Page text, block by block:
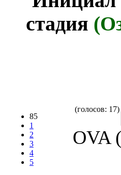
стадия
85
1
2
3
4
5
(голосов: 17)
OVA